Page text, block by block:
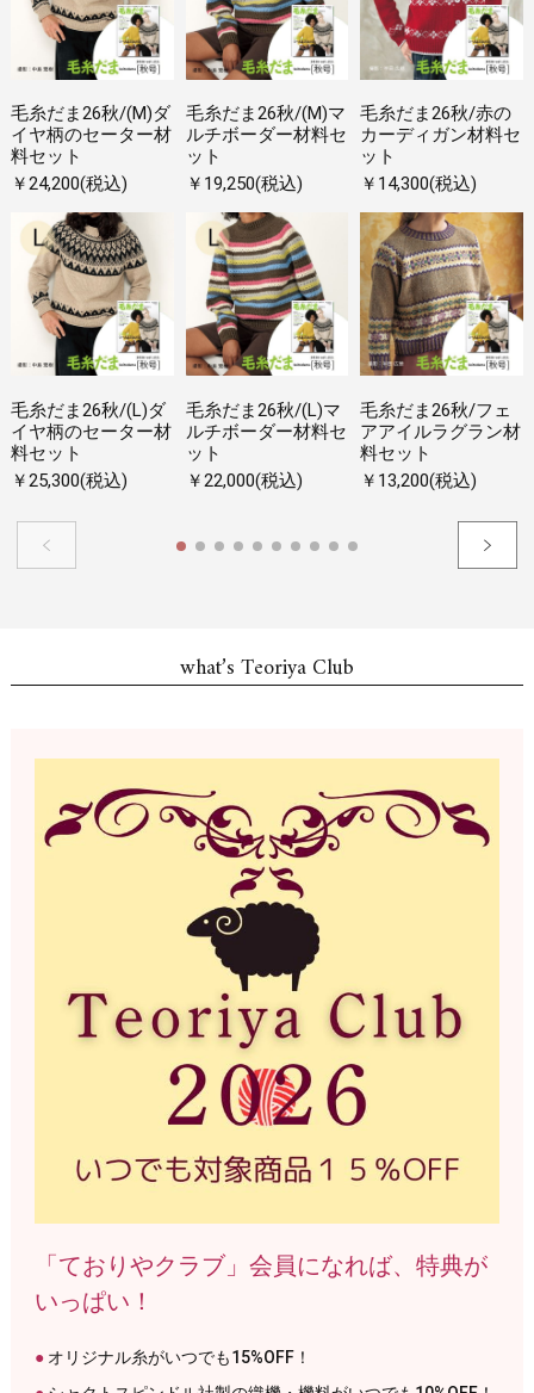
毛糸だま26秋/(M)ダ
イヤ柄のセーター材
料セット
￥24,200(税込)
毛糸だま26秋/(L)ダ
イヤ柄のセーター材
料セット
￥25,300(税込)
毛糸だま26秋/(M)マ
ルチボーダー材料セ
ット
￥19,250(税込)
毛糸だま26秋/(L)マ
ルチボーダー材料セ
ット
￥22,000(税込)
毛糸だま26秋/赤の
カーディガン材料セ
ット
￥14,300(税込)
毛糸だま26秋/フェ
アアイルラグラン材
料セット
￥13,200(税込)
what’s Teoriya Club
「ておりやクラブ」会員になれば、特典が
いっぱい！
オリジナル糸がいつでも15%OFF！